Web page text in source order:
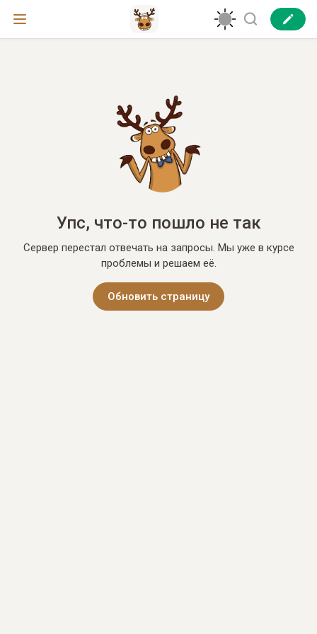
Упс, что-то пошло не так
Сервер перестал отвечать на запросы. Мы уже в курсе
проблемы и решаем её.
Обновить страницу